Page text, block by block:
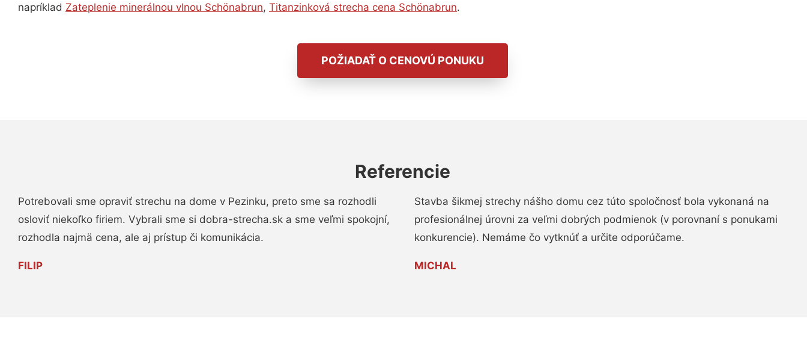
napríklad Zateplenie minerálnou vlnou Schönabrun, Titanzinková strecha cena Schönabrun.
POŽIADAŤ O CENOVÚ PONUKU
Referencie
Potrebovali sme opraviť strechu na dome v Pezinku, preto sme sa rozhodli
osloviť niekoľko firiem. Vybrali sme si dobra-strecha.sk a sme veľmi spokojní,
rozhodla najmä cena, ale aj prístup či komunikácia.
FILIP
Stavba šikmej strechy nášho domu cez túto spoločnosť bola vykonaná na
profesionálnej úrovni za veľmi dobrých podmienok (v porovnaní s ponukami
konkurencie). Nemáme čo vytknúť a určite odporúčame.
MICHAL